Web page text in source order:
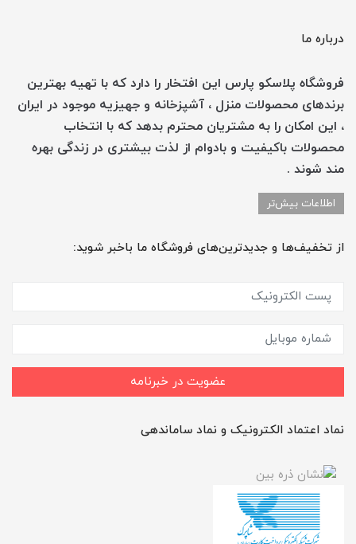
درباره ما
فروشگاه پلاسکو پارس این افتخار را دارد که با تهیه بهترین
برندهای محصولات منزل ، آشپزخانه و جهیزیه موجود در ایران
، این امکان را به مشتریان محترم بدهد که با انتخاب
محصولات باکیفیت و بادوام از لذت بیشتری در زندگی بهره
مند شوند .
اطلاعات بیش‌تر
از تخفیف‌ها و جدیدترین‌های فروشگاه ما باخبر شوید:
عضویت در خبرنامه
نماد اعتماد الکترونیک و نماد ساماندهی